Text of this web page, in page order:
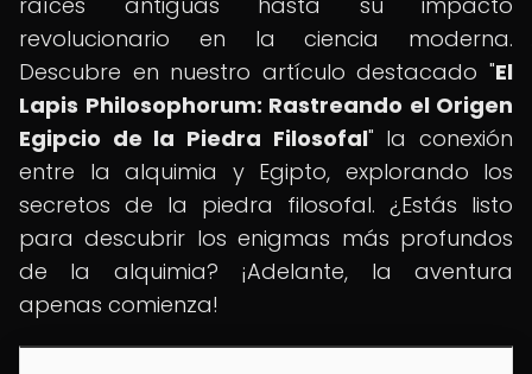
revolucionario en la ciencia moderna.
Descubre en nuestro artículo destacado "El
Lapis Philosophorum: Rastreando el Origen
Egipcio de la Piedra Filosofal" la conexión
entre la alquimia y Egipto, explorando los
secretos de la piedra filosofal. ¿Estás listo
para descubrir los enigmas más profundos
de la alquimia? ¡Adelante, la aventura
apenas comienza!